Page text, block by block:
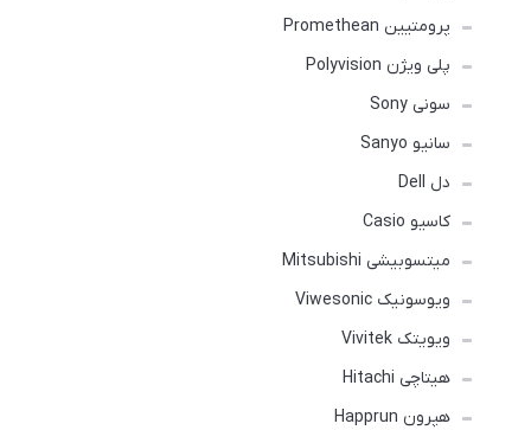
پرومتیین Promethean
پلی ویژن Polyvision
سونی Sony
سانیو Sanyo
دل Dell
کاسیو Casio
میتسوبیشی Mitsubishi
ویوسونیک Viwesonic
ویویتک Vivitek
هیتاچی Hitachi
هپرون Happrun